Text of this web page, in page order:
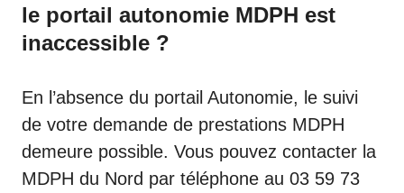
le portail autonomie MDPH est
inaccessible ?
En l’absence du portail Autonomie, le suivi
de votre demande de prestations MDPH
demeure possible. Vous pouvez contacter la
MDPH du Nord par téléphone au 03 59 73